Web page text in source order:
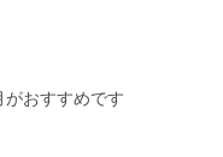
おすすめです